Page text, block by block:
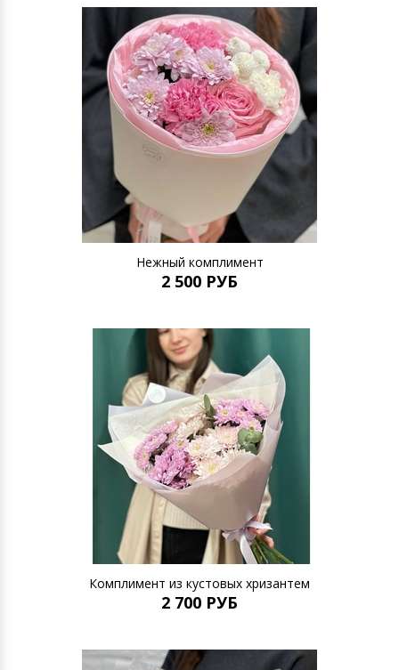
Нежный комплимент
2 500 РУБ
Комплимент из кустовых хризантем
2 700 РУБ